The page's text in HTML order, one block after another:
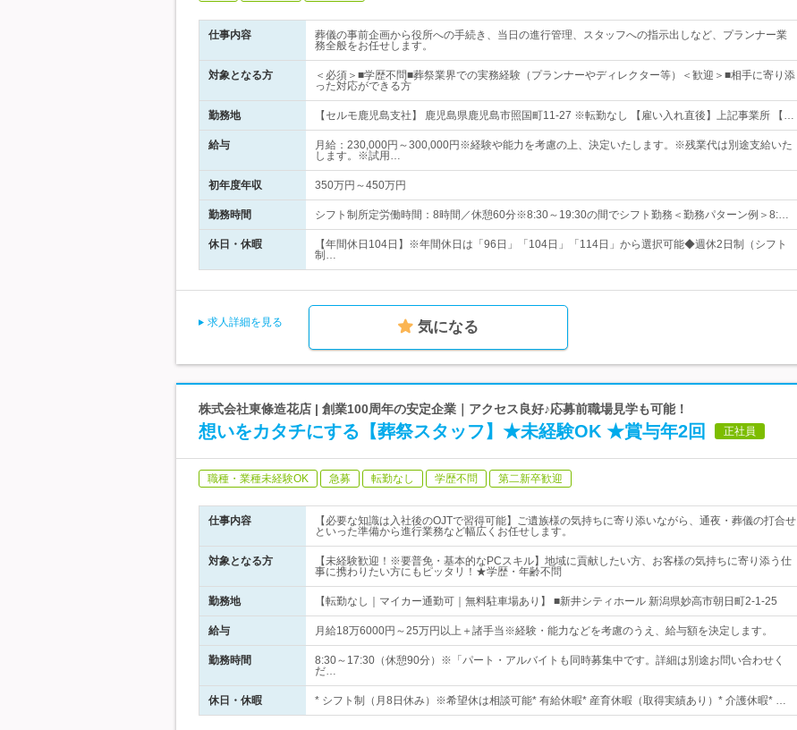
仕事内容
葬儀の事前企画から役所への手続き、当日の進行管理、スタッフへの指示出しなど、プランナー業
務全般をお任せします。
対象となる方
＜必須＞■学歴不問■葬祭業界での実務経験（プランナーやディレクター等）＜歓迎＞■相手に寄り添
った対応ができる方
勤務地 【セルモ鹿児島支社】 鹿児島県鹿児島市照国町11-27 ※転勤なし 【雇い入れ直後】上記事業所 【…
給与
月給：230,000円～300,000円※経験や能力を考慮の上、決定いたします。※残業代は別途支給いた
します。※試用…
初年度年収 350万円～450万円
勤務時間 シフト制所定労働時間：8時間／休憩60分※8:30～19:30の間でシフト勤務＜勤務パターン例＞8:…
休日・休暇
【年間休日104日】※年間休日は「96日」「104日」「114日」から選択可能◆週休2日制（シフト
制…
求人詳細を見る 気になる
株式会社東條造花店 | 創業100周年の安定企業｜アクセス良好♪応募前職場見学も可能！
想いをカタチにする【葬祭スタッフ】★未経験OK ★賞与年2回 正社員
職種・業種未経験OK 急募 転勤なし 学歴不問 第二新卒歓迎
仕事内容
【必要な知識は入社後のOJTで習得可能】ご遺族様の気持ちに寄り添いながら、通夜・葬儀の打合せ
といった準備から進行業務など幅広くお任せします。
対象となる方
【未経験歓迎！※要普免・基本的なPCスキル】地域に貢献したい方、お客様の気持ちに寄り添う仕
事に携わりたい方にもピッタリ！★学歴・年齢不問
勤務地 【転勤なし｜マイカー通勤可｜無料駐車場あり】 ■新井シティホール 新潟県妙高市朝日町2-1-25
給与 月給18万6000円～25万円以上＋諸手当※経験・能力などを考慮のうえ、給与額を決定します。
勤務時間
8:30～17:30（休憩90分）※「パート・アルバイトも同時募集中です。詳細は別途お問い合わせく
だ…
休日・休暇 * シフト制（月8日休み）※希望休は相談可能* 有給休暇* 産育休暇（取得実績あり）* 介護休暇* …